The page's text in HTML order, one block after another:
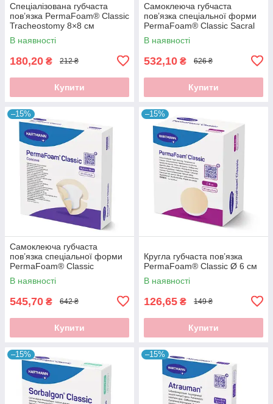
Спеціалізована губчаста
пов’язка PermaFoam® Classic
Tracheostomy 8×8 см
В наявності
180,20 ₴ 212 ₴
Купити
Самоклеюча губчаста
пов’язка спеціальної форми
PermaFoam® Classic Sacral
18×18 см
В наявності
532,10 ₴ 626 ₴
Купити
–15%
Самоклеюча губчаста
пов’язка спеціальної форми
PermaFoam® Classic
Concave 16,5×18 см
В наявності
545,70 ₴ 642 ₴
Купити
–15%
Кругла губчаста пов’язка
PermaFoam® Classic Ø 6 см
В наявності
126,65 ₴ 149 ₴
Купити
–15% –15%